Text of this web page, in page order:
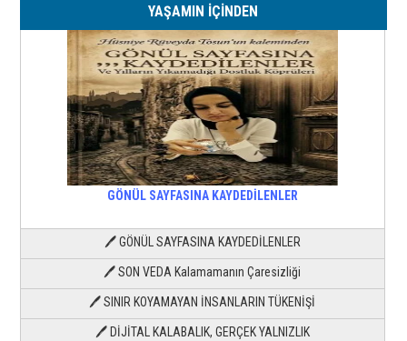
YAŞAMIN İÇİNDEN
GÖNÜL SAYFASINA KAYDEDİLENLER
🖊 GÖNÜL SAYFASINA KAYDEDİLENLER
🖊 SON VEDA Kalamamanın Çaresizliği
🖊 SINIR KOYAMAYAN İNSANLARIN TÜKENİŞİ
🖊 DİJİTAL KALABALIK, GERÇEK YALNIZLIK